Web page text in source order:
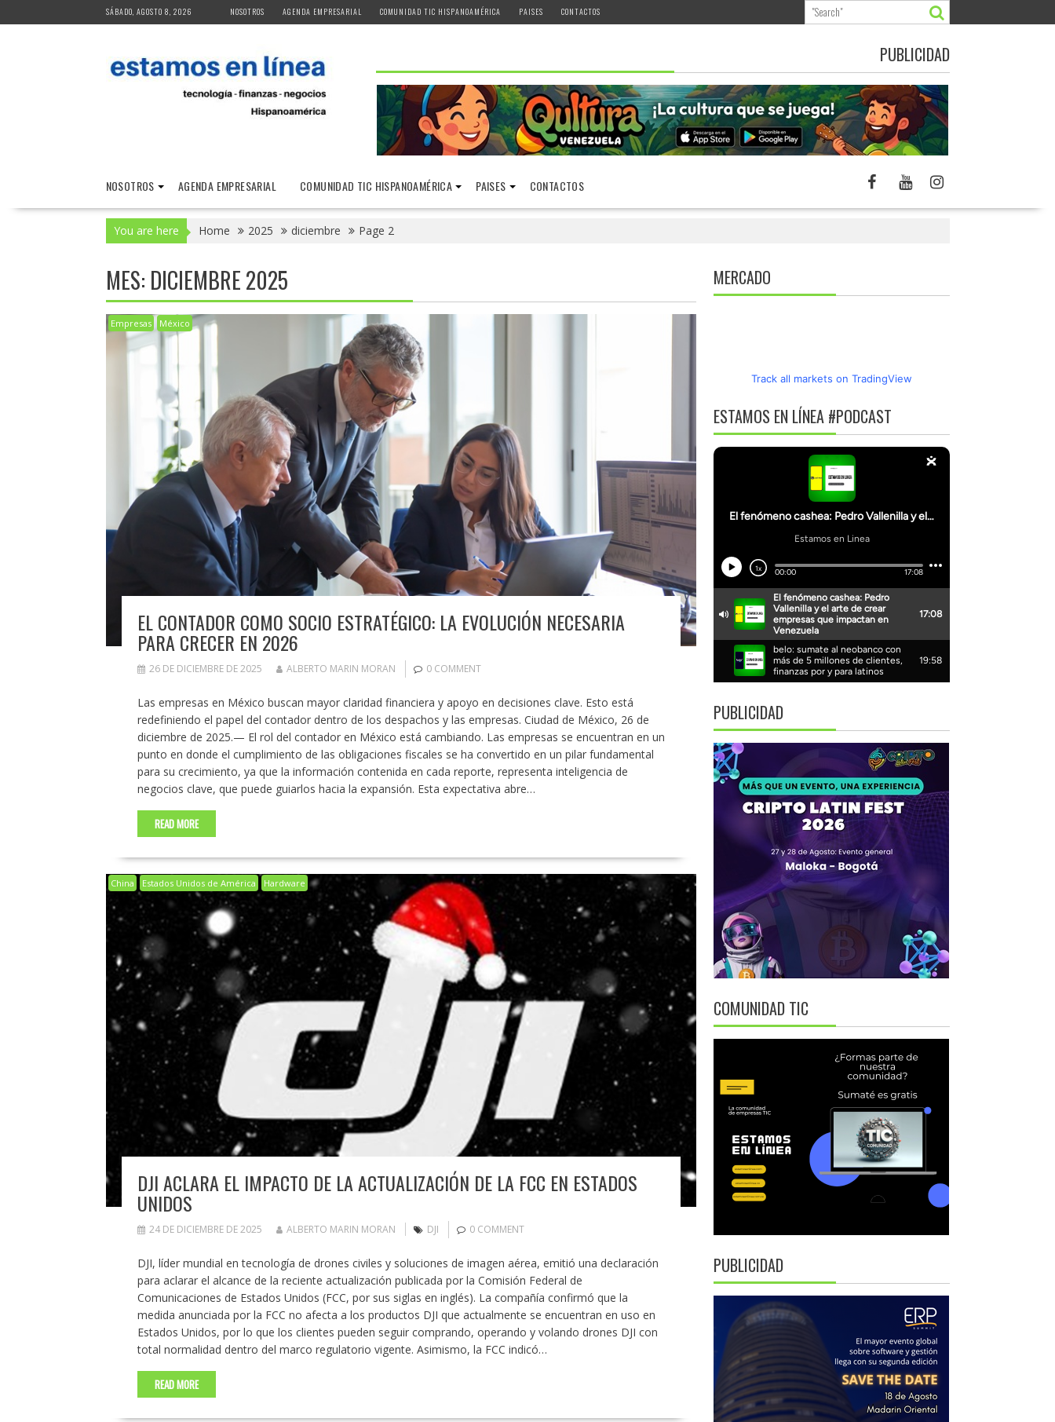
to
SÁBADO, AGOSTO 8, 2026 NOSOTROS AGENDA EMPRESARIAL COMUNIDAD TIC HISPANOAMÉRICA PAISES CONTACTOS
PUBLICIDAD
NOSOTROS AGENDA EMPRESARIAL COMUNIDAD TIC HISPANOAMÉRICA PAISES CONTACTOS
You are here Home 2025 diciembre Page 2
MES: DICIEMBRE 2025
Empresas México
EL CONTADOR COMO SOCIO ESTRATÉGICO: LA EVOLUCIÓN NECESARIA
PARA CRECER EN 2026
26 DE DICIEMBRE DE 2025 ALBERTO MARIN MORAN 0 COMMENT
Las empresas en México buscan mayor claridad financiera y apoyo en decisiones clave. Esto está
redefiniendo el papel del contador dentro de los despachos y las empresas. Ciudad de México, 26 de
diciembre de 2025.— El rol del contador en México está cambiando. Las empresas se encuentran en un
punto en donde el cumplimiento de las obligaciones fiscales se ha convertido en un pilar fundamental
para su crecimiento, ya que la información contenida en cada reporte, representa inteligencia de
negocios clave, que puede guiarlos hacia la expansión. Esta expectativa abre…
READ MORE
China Estados Unidos de América Hardware
DJI ACLARA EL IMPACTO DE LA ACTUALIZACIÓN DE LA FCC EN ESTADOS
UNIDOS
24 DE DICIEMBRE DE 2025 ALBERTO MARIN MORAN DJI 0 COMMENT
DJI, líder mundial en tecnología de drones civiles y soluciones de imagen aérea, emitió una declaración
para aclarar el alcance de la reciente actualización publicada por la Comisión Federal de
Comunicaciones de Estados Unidos (FCC, por sus siglas en inglés). La compañía confirmó que la
medida anunciada por la FCC no afecta a los productos DJI que actualmente se encuentran en uso en
Estados Unidos, por lo que los clientes pueden seguir comprando, operando y volando drones DJI con
total normalidad dentro del marco regulatorio vigente. Asimismo, la FCC indicó…
READ MORE
MERCADO
Track all markets on TradingView
ESTAMOS EN LÍNEA #PODCAST
PUBLICIDAD
COMUNIDAD TIC
PUBLICIDAD